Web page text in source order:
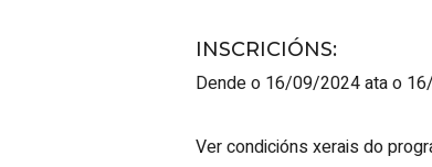
INSCRICIÓNS:
Dende o 16/09/2024 ata o
Ver condicións xerais do